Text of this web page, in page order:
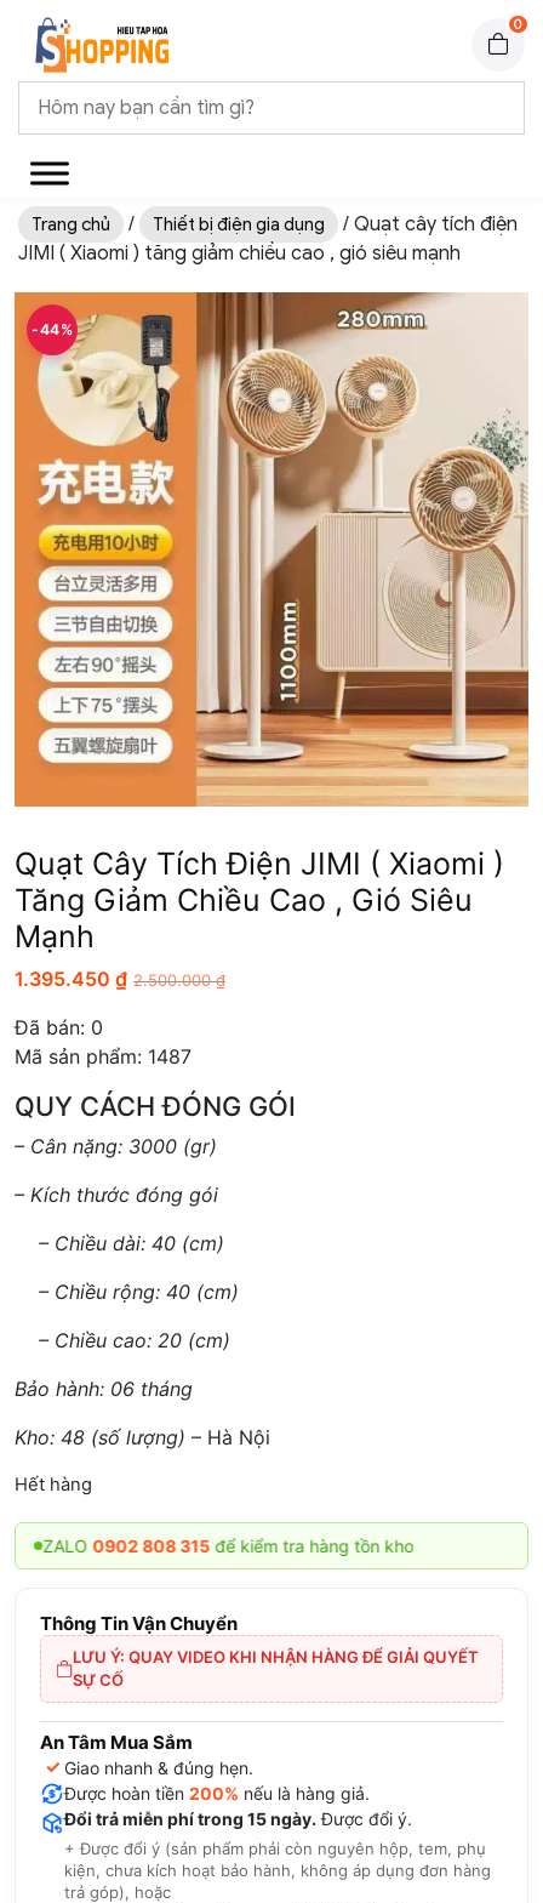
0
Trang chủ / Thiết bị điện gia dụng
/ Quạt cây tích điện
JIMI ( Xiaomi ) tăng giảm chiều cao , gió siêu mạnh
-44%
Quạt Cây Tích Điện JIMI ( Xiaomi )
Tăng Giảm Chiều Cao , Gió Siêu
Mạnh
1.395.450 ₫ 2.500.000₫
Đã bán: 0
Mã sản phẩm: 1487
QUY CÁCH ĐÓNG GÓI
– Cân nặng: 3000 (gr)
– Kích thước đóng gói
– Chiều dài: 40 (cm)
– Chiều rộng: 40 (cm)
– Chiều cao: 20 (cm)
Bảo hành: 06 tháng
Kho: 48 (số lượng) – Hà Nội
Hết hàng
ZALO0902 808 315để kiểm tra hàng tồn kho
Thông Tin Vận Chuyển
LƯU Ý: QUAY VIDEO KHI NHẬN HÀNG ĐỂ GIẢI QUYẾT
SỰ CỐ
An Tâm Mua Sắm
✓ Giao nhanh & đúng hẹn.
Được hoàn tiền 200% nếu là hàng giả.
Đổi trả miễn phí trong 15 ngày. Được đổi ý.
+ Được đổi ý (sản phẩm phải còn nguyên hộp, tem, phụ
kiện, chưa kích hoạt bảo hành, không áp dụng đơn hàng
trả góp), hoặc